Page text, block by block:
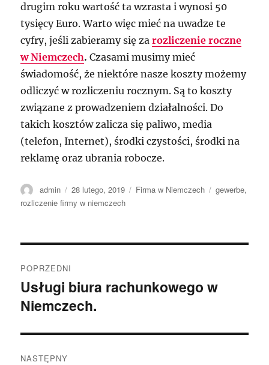
drugim roku wartość ta wzrasta i wynosi 50
tysięcy Euro. Warto więc mieć na uwadze te
cyfry, jeśli zabieramy się zarozliczenie roczne
w Niemczech.Czasami musimy mieć
świadomość, że niektóre nasze koszty możemy
odliczyć w rozliczeniu rocznym. Są to koszty
związane z prowadzeniem działalności. Do
takich kosztów zalicza się paliwo, media
(telefon, Internet), środki czystości, środki na
reklamę oraz ubrania robocze.
Autor
admin
Data
publikacji
28 lutego, 2019 Kategorie
Firma w Niemczech Tagi
gewerbe,
rozliczenie firmy w niemczech
wpisu
POPRZEDNI
Poprzedni
wpis:
Usługi biura rachunkowego w
Niemczech.
NASTĘPNY